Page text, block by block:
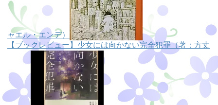
ャエル・エンデ）
【ブックレビュー】少女には向かない完全犯罪（著：方丈